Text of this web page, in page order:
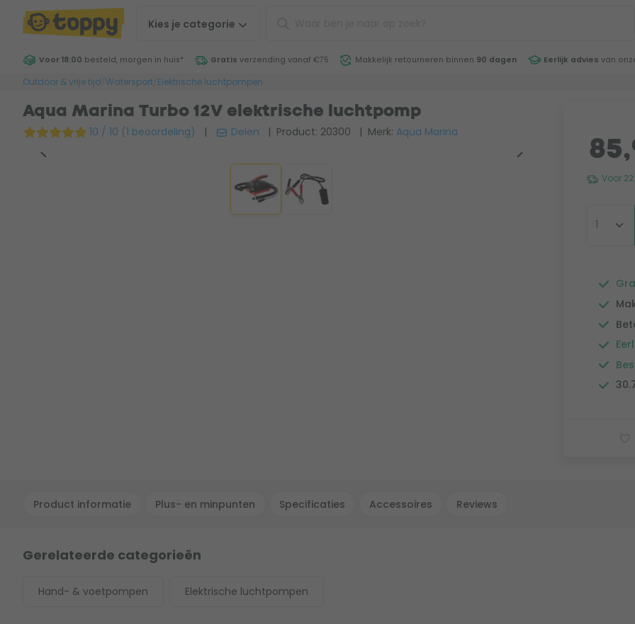
Kies je categorie
Voor 18:00 besteld, morgen in huis* Gratis verzending vanaf €75 Makkelijk retourneren binnen 90 dagen Eerlijk advies van
Outdoor & vrije tijd Watersport Elektrische luchtpompen
Aqua Marina Turbo 12V elektrische luchtpomp
10 / 10 (1 beoordeling) | Delen | Product: 20300 | Merk: Aqua Marina
Voor
Product informatie Plus- en minpunten Specificaties Accessoires Reviews
Gerelateerde categorieën
Hand- & voetpompen Elektrische luchtpompen